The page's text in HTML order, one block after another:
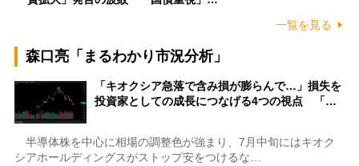
一覧を見る
森口亮「まるわかり市況分析」
「キオクシア急落で含み損が膨らんで…」損失を
投資家としての成長につなげる4つの視点 「…
半導体株を中心に相場の調整色が強まり、7月中旬にはキオク
シアホールディングスがストップ安をつけるな…